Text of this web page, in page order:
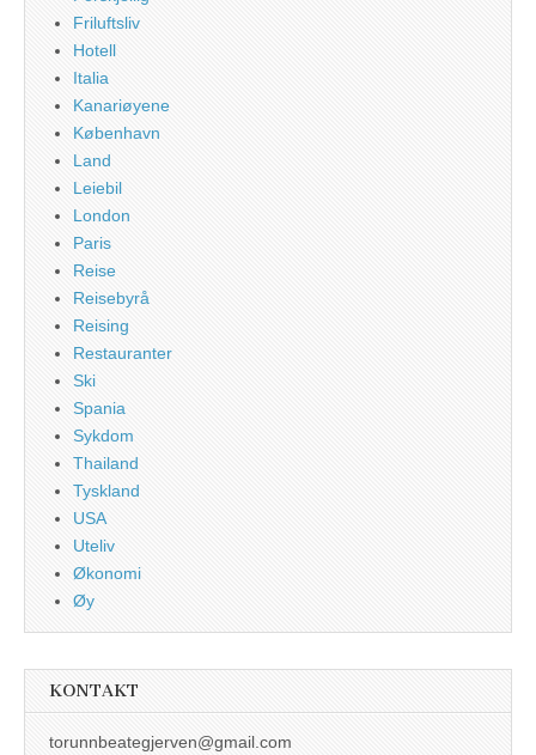
Friluftsliv
Hotell
Italia
Kanariøyene
København
Land
Leiebil
London
Paris
Reise
Reisebyrå
Reising
Restauranter
Ski
Spania
Sykdom
Thailand
Tyskland
USA
Uteliv
Økonomi
Øy
KONTAKT
torunnbeategjerven@gmail.com